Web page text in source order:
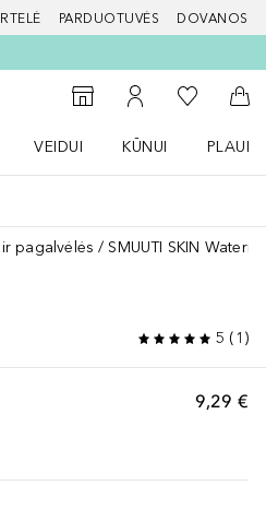
PARDUOTUVĖS DOVANOS
Į parduotuvių paiešką
Į mano paskyrą
Į mano
Į
VEIDUI
KŪNUI
pagalvėlės SMUUTI SKIN
5 ( 1 )
9,29 €